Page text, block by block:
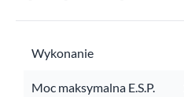
Wykonanie
Moc maksymalna E.S.P.